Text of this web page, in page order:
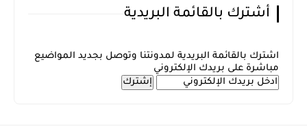
أشترك بالقائمة البريدية
اشترك بالقائمة البريدية لمدونتنا وتوصل بجديد المواضيع
مباشرة على بريدك الإلكتروني